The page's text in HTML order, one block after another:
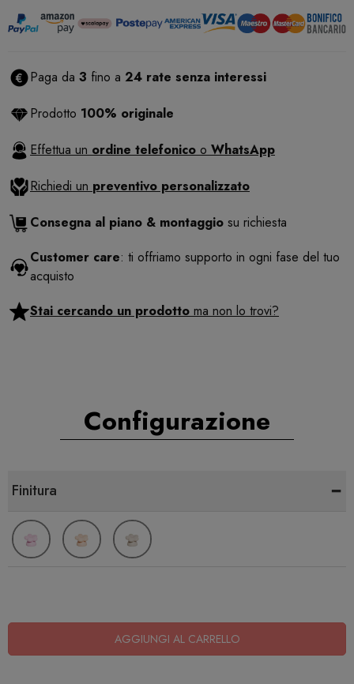
Paga da 3 fino a 24 rate senza interessi
Prodotto 100% originale
Effettua un ordine telefonico o WhatsApp
Richiedi un preventivo personalizzato
Consegna al piano & montaggio su richiesta
Customer care: ti offriamo supporto in ogni fase del tuo
acquisto
Stai cercando un prodotto ma non lo trovi?
Configurazione
Finitura -
AGGIUNGI AL CARRELLO